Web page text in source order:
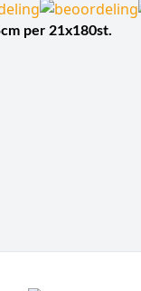
per 21x180st.